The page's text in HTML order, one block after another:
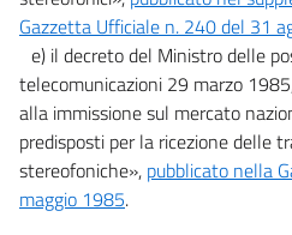
25
26
Capo X
Disposizioni in materia
27
Gazzetta Ufficiale n. 240 del 31
e) il decreto del Ministro delle
telecomunicazioni 29 marzo
alla immissione sul mercato
predisposti per la ricezione delle
stereofoniche», pubblicato nella
maggio 1985.